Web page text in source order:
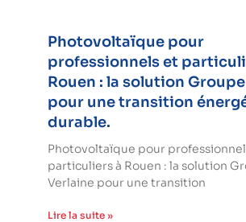
Photovoltaïque pour
professionnels et
Rouen : la solution
pour une transition
durable.
Photovoltaïque pour
particuliers à Rouen : la solution
Verlaine pour une transition
Lire la suite »